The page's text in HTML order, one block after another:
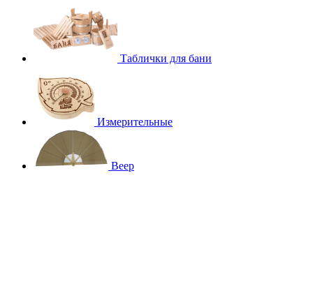
Таблички для бани
Измерительные
Веер